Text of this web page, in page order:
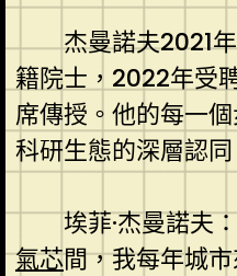
杰曼諾夫2021
籍院士，2022年受
席傳授。他的每一
科研生態的深層認同
埃菲·杰曼諾夫
氣芯間，我每年城